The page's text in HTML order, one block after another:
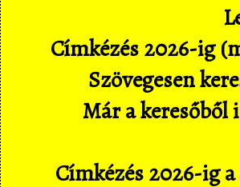
Címkézés 2026-ig
Szövegesen
Már a keresőből
Címkézés 2026-ig